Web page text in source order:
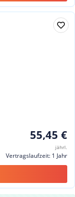
55,45 €
jährl.
Vertragslaufzeit: 1 Jahr